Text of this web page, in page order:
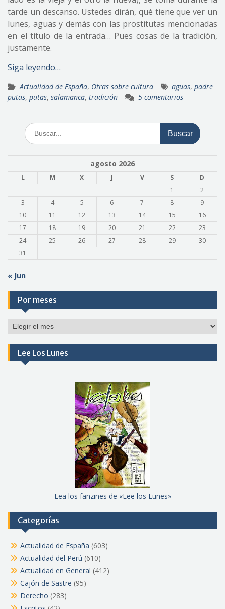
tarde un descanso. Ustedes dirán, qué tiene que ver un
lunes, aguas y demás con las prostitutas mencionadas
en el título de la entrada… Pues cosas de la tradición,
justamente.
Siga leyendo…
Actualidad de España, Otras sobre cultura aguas, padre
putas, putas, salamanca, tradición 5 comentarios
Buscar:
agosto 2026
L M X J V S
D
1
2
3
4 5 6 7 8
9
10
11 12 13 14 15
16
17
18 19 20 21 22
23
24
25 26 27 28 29
30
31
« Jun
Por meses
Por
Lee Los Lunes
Lea los fanzines de «Lee los Lunes»
Categorías
Actualidad de España (603)
Actualidad del Perú (610)
Actualidad en General (412)
Cajón de Sastre (95)
Derecho (283)